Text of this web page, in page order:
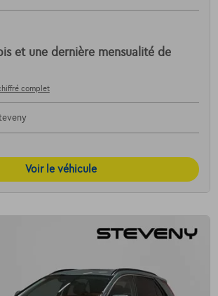
et une dernière mensualité de
complet
Voir le véhicule